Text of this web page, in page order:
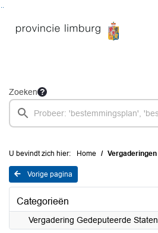
Zoeken
U bevindt zich hier: Home Vergaderingen
Vorige pagina
Categorieën
Vergadering Gedeputeerde Staten